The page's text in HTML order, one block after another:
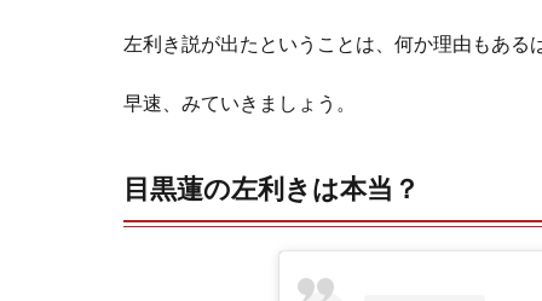
左利き説が出たということは、何か理由もある
早速、みていきましょう。
目黒蓮の左利きは本当？